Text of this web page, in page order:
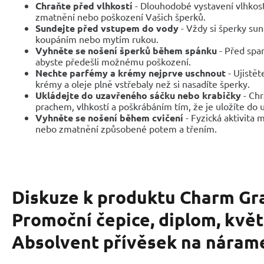
Chraňte před vlhkostí - Dlouhodobé vystavení
zmatnění nebo poškození Vašich šperků.
Sundejte před vstupem do vody - Vždy si šperky
koupáním nebo mytím rukou.
Vyhněte se nošení šperků během spánku - Před
abyste předešli možnému poškození.
Nechte parfémy a krémy nejprve uschnout -
krémy a oleje plně vstřebaly než si nasadíte šperky.
Ukládejte do uzavřeného sáčku nebo krabičky -
prachem, vlhkostí a poškrábáním tím, že je uložíte do
Vyhněte se nošení během cvičení - Fyzická aktivita
nebo zmatnění způsobené potem a třením.
Diskuze k produktu Charm
Promoční čepice, diplom,
Absolvent přívěsek na